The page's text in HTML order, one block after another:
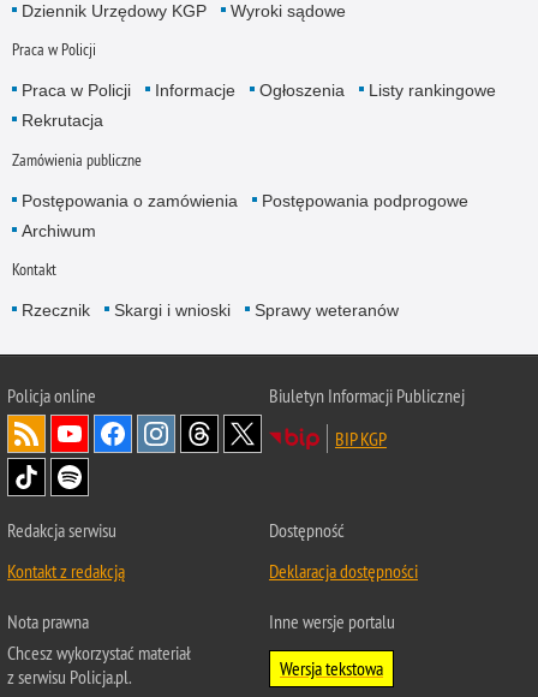
Dziennik Urzędowy KGP Wyroki sądowe
Praca w Policji
Praca w Policji Informacje Ogłoszenia
Listy rankingowe
Rekrutacja
Zamówienia publiczne
Postępowania o zamówienia
Postępowania podprogowe
Archiwum
Kontakt
Rzecznik Skargi i wnioski Sprawy weteranów
Policjaonline
Biuletyn Informacji Publicznej
BIP KGP
Redakcja serwisu
Kontakt z redakcją
Dostępność
Deklaracja dostępności
Nota prawna
Chcesz wykorzystać materiał
z serwisu Policja.pl.
Inne wersje portalu
Wersja tekstowa